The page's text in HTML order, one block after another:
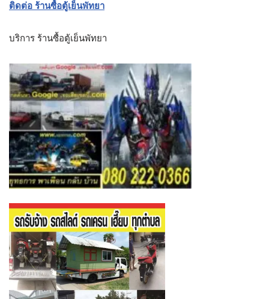
ติดต่อ ร้านซื้อตู้เย็นพัทยา
บริการ ร้านซื้อตู้เย็นพัทยา